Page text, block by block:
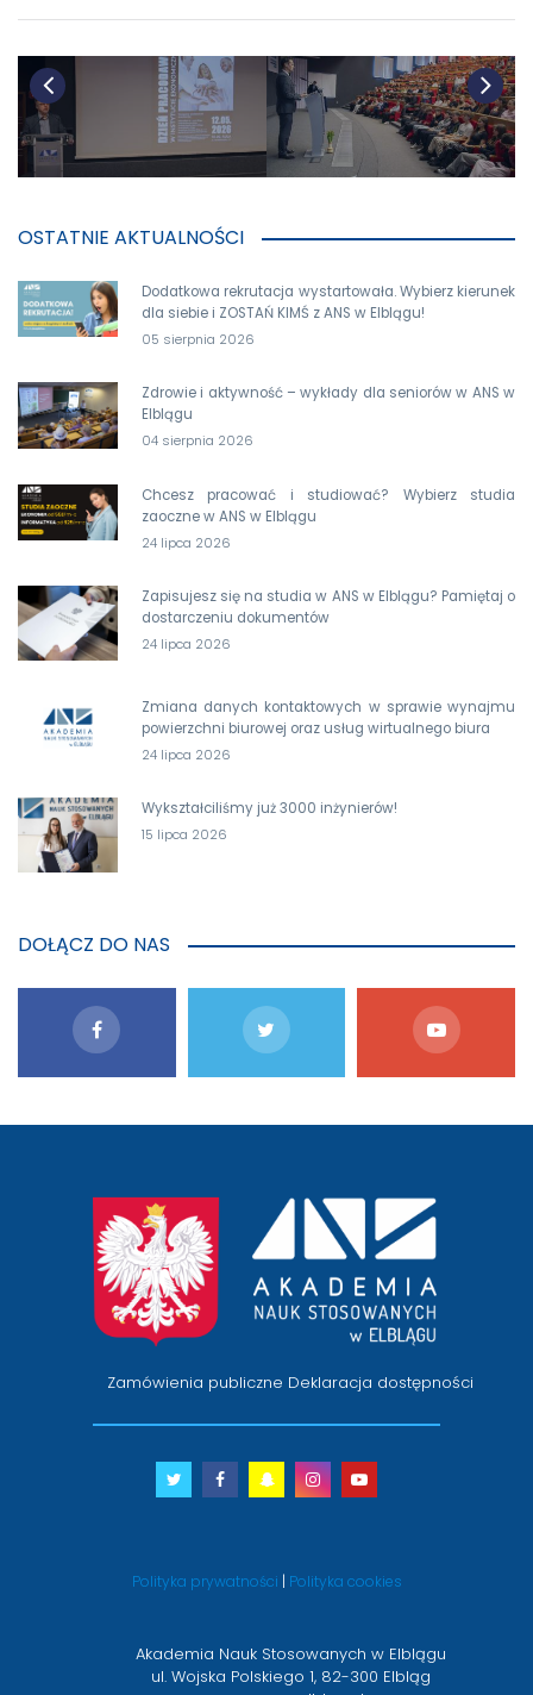
OSTATNIE AKTUALNOŚCI
Dodatkowa rekrutacja wystartowała. Wybierz kierunek
dla siebie i ZOSTAŃ KIMŚ z ANS w Elblągu!
05 sierpnia 2026
Zdrowie i aktywność – wykłady dla seniorów w ANS w
Elblągu
04 sierpnia 2026
Chcesz pracować i studiować? Wybierz studia
zaoczne w ANS w Elblągu
24 lipca 2026
Zapisujesz się na studia w ANS w Elblągu? Pamiętaj o
dostarczeniu dokumentów
24 lipca 2026
Zmiana danych kontaktowych w sprawie wynajmu
powierzchni biurowej oraz usług wirtualnego biura
24 lipca 2026
Wykształciliśmy już 3000 inżynierów!
15 lipca 2026
DOŁĄCZ DO NAS
Zamówienia publiczne Deklaracja dostępności
Twitter
otwiera
nowym
Facebook
otwiera
nowym
Snapchat
otwiera
nowym
Instagram
otwiera
nowym
Youtube
otwiera
nowym
Polityka prywatności | Polityka cookies
Akademia Nauk Stosowanych w Elblągu
ul. Wojska Polskiego 1, 82-300 Elbląg